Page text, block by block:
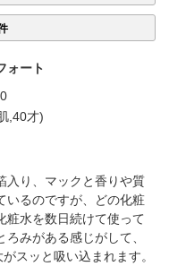
ォート
,40才)
入り、マックと香りや質
いるのですが、どの化粧
粧水を数日続けて使って
みがある感じがして、
スッと吸い込まれます。